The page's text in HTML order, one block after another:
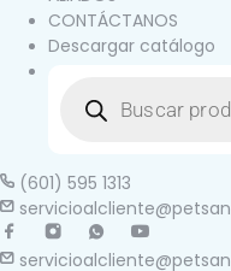
CONTÁCTANOS
Descargar catálogo
(601) 595 1313